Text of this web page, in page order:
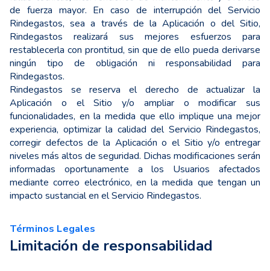
de fuerza mayor. En caso de interrupción del Servicio
Rindegastos, sea a través de la Aplicación o del Sitio,
Rindegastos realizará sus mejores esfuerzos para
restablecerla con prontitud, sin que de ello pueda derivarse
ningún tipo de obligación ni responsabilidad para
Rindegastos.
Rindegastos se reserva el derecho de actualizar la
Aplicación o el Sitio y/o ampliar o modificar sus
funcionalidades, en la medida que ello implique una mejor
experiencia, optimizar la calidad del Servicio Rindegastos,
corregir defectos de la Aplicación o el Sitio y/o entregar
niveles más altos de seguridad. Dichas modificaciones serán
informadas oportunamente a los Usuarios afectados
mediante correo electrónico, en la medida que tengan un
impacto sustancial en el Servicio Rindegastos.
Términos Legales
Limitación de responsabilidad